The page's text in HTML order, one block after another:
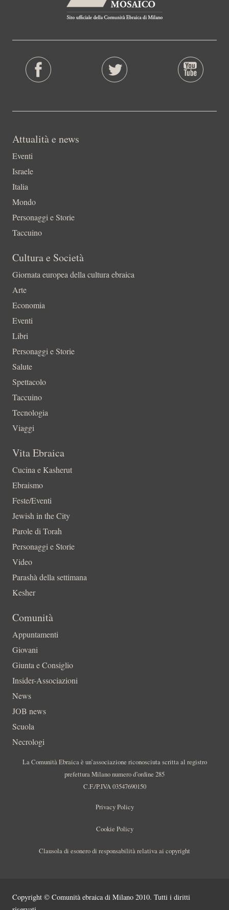
Attualità e news
Eventi
Israele
Italia
Mondo
Personaggi e Storie
Taccuino
Cultura e Società
Giornata europea della cultura ebraica
Arte
Economia
Eventi
Libri
Personaggi e Storie
Salute
Spettacolo
Taccuino
Tecnologia
Viaggi
Vita Ebraica
Cucina e Kasherut
Ebraismo
Feste/Eventi
Jewish in the City
Parole di Torah
Personaggi e Storie
Video
Parashà della settimana
Kesher
Comunità
Appuntamenti
Giovani
Giunta e Consiglio
Insider-Associazioni
News
JOB news
Scuola
Necrologi
La Comunità Ebraica è un’associazione riconosciuta scritta al registro
prefettura Milano numero d’ordine 285
C.F./P.IVA 03547690150
Privacy Policy
Cookie Policy
Clausola di esonero di responsabilità relativa ai copyright
Copyright © Comunità ebraica di Milano 2010. Tutti i diritti